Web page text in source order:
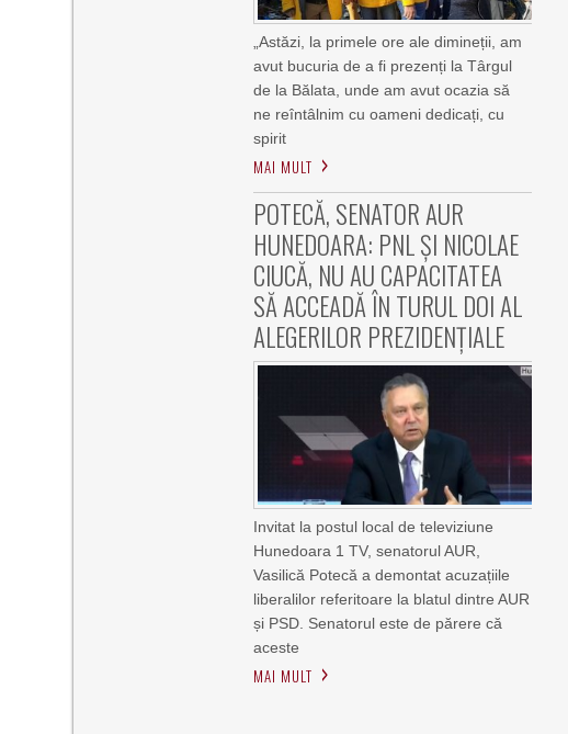
„Astăzi, la primele ore ale dimineții, am
avut bucuria de a fi prezenți la Târgul
de la Bălata, unde am avut ocazia să
ne reîntâlnim cu oameni dedicați, cu
spirit
MAI MULT
POTECĂ, SENATOR AUR
HUNEDOARA: PNL ȘI NICOLAE
CIUCĂ, NU AU CAPACITATEA
SĂ ACCEADĂ ÎN TURUL DOI AL
ALEGERILOR PREZIDENȚIALE
Invitat la postul local de televiziune
Hunedoara 1 TV, senatorul AUR,
Vasilică Potecă a demontat acuzațiile
liberalilor referitoare la blatul dintre AUR
și PSD. Senatorul este de părere că
aceste
MAI MULT